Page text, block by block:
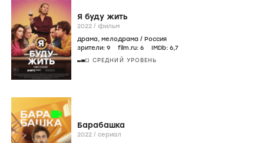
Я буду жить
2022 / фильм
драма, мелодрама / Россия
зрители: 9 film.ru: 6 IMDb: 6,7
СРЕДНИЙ УРОВЕНЬ
Барабашка
2022 / сериал